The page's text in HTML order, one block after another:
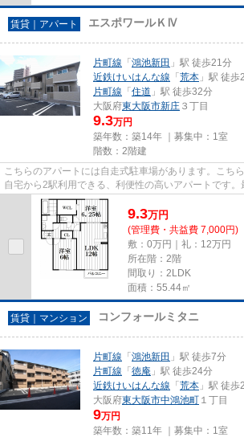
賃貸｜アパート エスポワールＫⅣ
片町線 「 鴻池新田 」駅 徒歩21分
近鉄けいはんな線 「 荒本 」駅 徒歩
片町線 「 住道 」駅 徒歩32分
大阪府東大阪市新庄 ３丁目
9.3万円
築年数：築14年 ｜募集中： 1室
階数：2階建
こちらのアパートには自走式駐車場があります。こち
自宅から2駅利用できる、利便性の高いアパートです
片町線鴻池新田駅から歩いてす...
9.3万円
(管理費・共益費 7,000円)
敷：0万円｜礼：12万円
所在階：2階
間取り：2LDK
面積：55.44㎡
賃貸｜マンション コンフォールミタニ
片町線 「 鴻池新田 」駅 徒歩7分
片町線 「 徳庵 」駅 徒歩24分
近鉄けいはんな線 「 荒本 」駅 徒歩
大阪府東大阪市中鴻池町 １丁目
9万円
築年数：築11年 ｜募集中： 1室